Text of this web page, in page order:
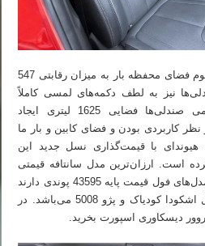
با خواباندن صندلی‌های ردیف سوم فضای محفظه بار به میزان رقابتی 547
نیز به لطف دکمه‌های لمسی کاملاً
آسان است. با خواباندن تمامی صندلی‌ها فضایی 1625 لیتری ایجاد
کاربردی بودن و فضای کابین و بار ما
هیوندای با قیمت‌گذاری نسل جدید این
است. ارزان‌ترین مدل سانتافه قیمتی
کمتر از 30 هزار پوند نداشته و مدل‌های فول قیمت پایه 43595 پوندی دارند
که بیشتر از قیمت مدل‌های فول اشکودا کودیاک و پژو 5008 می‌باشد. در
دیسکاوری اسپورت بخرید.